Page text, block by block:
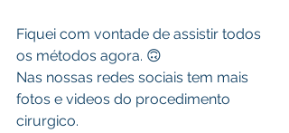
Fiquei com vontade de assistir todos
os métodos agora. 🙃
Nas nossas redes sociais tem mais
fotos e videos do procedimento
cirurgico.